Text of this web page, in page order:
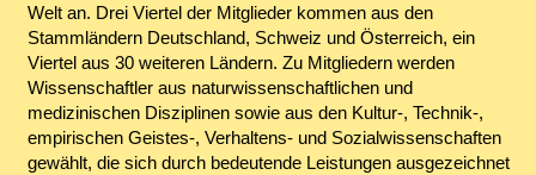
Welt an. Drei Viertel der Mitglieder kommen aus den
Stammländern Deutschland, Schweiz und Österreich, ein
Viertel aus 30 weiteren Ländern. Zu Mitgliedern werden
Wissenschaftler aus naturwissenschaftlichen und
medizinischen Disziplinen sowie aus den Kultur-, Technik-,
empirischen Geistes-, Verhaltens- und Sozialwissenschaften
gewählt, die sich durch bedeutende Leistungen ausgezeichnet